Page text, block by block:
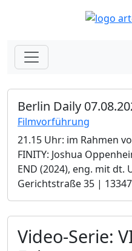
Berlin Daily
Filmvorführung
21.15 Uhr: im Rahmen
FINITY: Joshua
END (2024), eng. mit dt.
Gerichtstraße 35 |
Video-Serie: